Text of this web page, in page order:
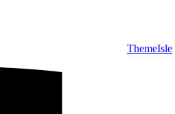
ThemeIsle